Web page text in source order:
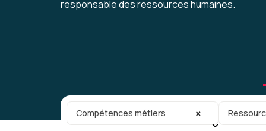
responsable des ressources humaines.
Catégorie principale ×
Compétences métiers Sous-